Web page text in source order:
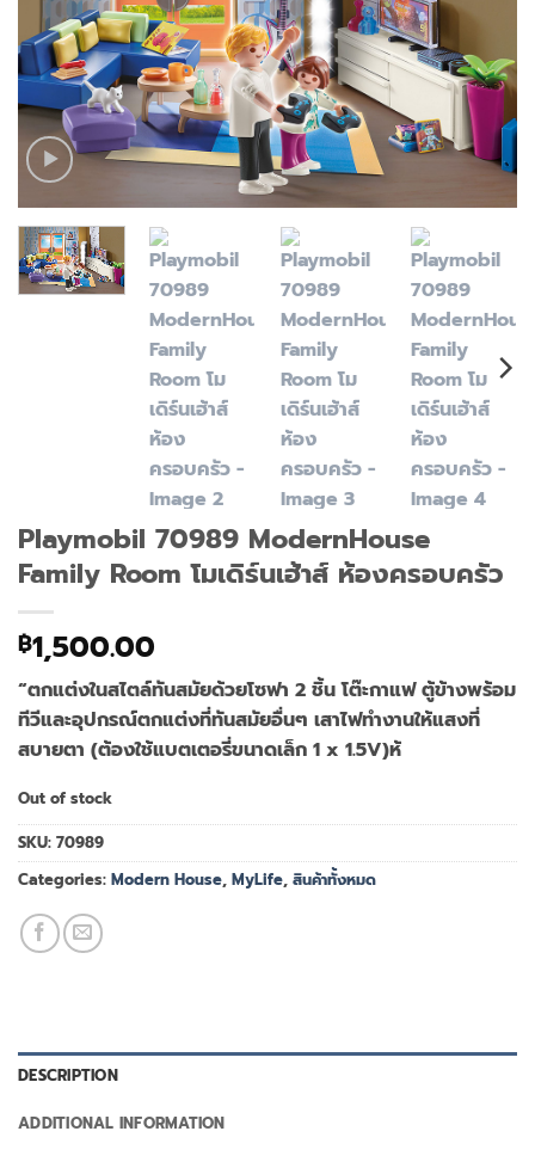
Playmobil 70989 ModernHouse
Family Room โมเดิร์นเฮ้าส์ ห้องครอบครัว
฿1,500.00
“ตกแต่งในสไตล์ทันสมัยด้วยโซฟา 2 ชิ้น โต๊ะกาแฟ ตู้ข้างพร้อม
ทีวีและอุปกรณ์ตกแต่งที่ทันสมัยอื่นๆ เสาไฟทำงานให้แสงที่
สบายตา (ต้องใช้แบตเตอรี่ขนาดเล็ก 1 x 1.5V)ห้
Out of stock
SKU: 70989
Categories: Modern House, MyLife, สินค้าทั้งหมด
DESCRIPTION
ADDITIONAL INFORMATION